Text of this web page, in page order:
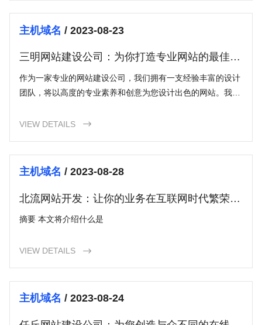
主机域名/ 2023-08-23
三明网站建设公司：为你打造专业网站的最佳选
作为一家专业的网站建设公司，我们拥有一支经验丰富的设计
团队，将以高度的专业素养和创意为您设计出色的网站。我们
人印象深刻的网站。无论您是想要一个简约而现代的界面，还
VIEW DETAILS 
主机域名/ 2023-08-28
北流网站开发：让你的业务在互联网时代繁荣兴
盛
摘要 本文将介绍什么是
VIEW DETAILS 
主机域名/ 2023-08-24